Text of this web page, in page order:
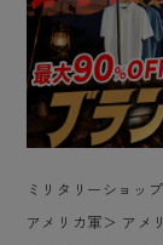
ミリタリーショッ
アメリカ軍＞ アメ